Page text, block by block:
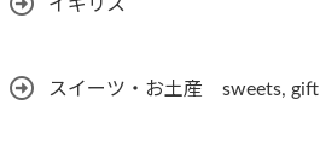
イギリス
スイーツ・お土産 sweets, gift